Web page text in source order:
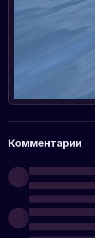
Комментарии